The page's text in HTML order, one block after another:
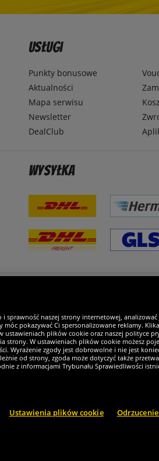
Usługi
Punkty bonusowe
Aktualności
Mapa serwisu
Newsletter
DealClub
Wysyłka
naszej strony internetowej,
pokazywać Ci spersonalizowane reklamy.
plików cookie oraz naszej polityce
W ustawieniach plików cookie możesz
Wyrażenie zgody jest dobrowolne i nie jest
od strony, zgoda może dotyczyć także
z informacjami Trybunału Sprawiedliwości
Ustawienia plików cookie